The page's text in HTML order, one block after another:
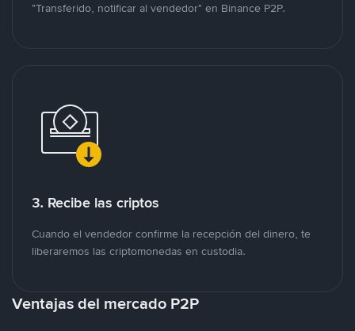
"Transferido, notificar al vendedor" en Binance P2P.
3. Recibe las criptos
Cuando el vendedor confirme la recepción del dinero, te
liberaremos las criptomonedas en custodia.
Ventajas del mercado P2P